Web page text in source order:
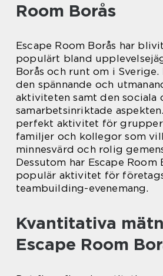
Room Borås
Escape Room Borås har
populärt bland
Borås och runt om i
den spännande och
aktiviteten samt den sociala
samarbetsinriktade
perfekt aktivitet för grupper
familjer och kollegor som
minnesvärd och rolig
Dessutom har Escape Room
populär aktivitet för
teambuilding-evenemang.
Kvantitativa
Escape Room